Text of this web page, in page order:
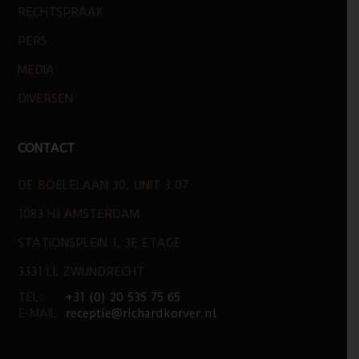
RECHTSPRAAK
PERS
MEDIA
DIVERSEN
CONTACT
DE BOELELAAN 30, UNIT 3.07
1083 HJ AMSTERDAM
STATIONSPLEIN 1, 3E ETAGE
3331 LL ZWIJNDRECHT
+31 (0) 20 535 75 65
receptie@richardkorver.nl